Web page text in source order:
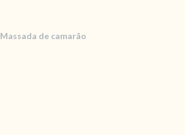
Massada de camarão